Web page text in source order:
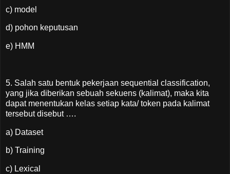
c) model
d) pohon keputusan
e) HMM
5. Salah satu bentuk pekerjaan sequential classification,
yang jika diberikan sebuah sekuens (kalimat), maka kita
dapat menentukan kelas setiap kata/ token pada kalimat
tersebut disebut ….
a) Dataset
b) Training
c) Lexical